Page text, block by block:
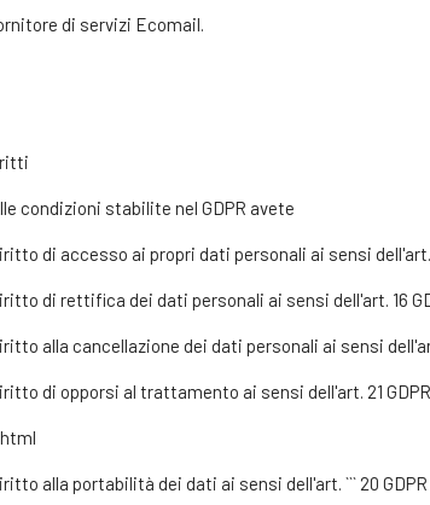
di servizi Ecomail.
condizioni stabilite nel GDPR avete
di accesso ai propri dati personali ai sensi dell'art.
di rettifica dei dati personali ai sensi dell'art. 16
alla cancellazione dei dati personali ai sensi
di opporsi al trattamento ai sensi dell'art. 21
alla portabilità dei dati ai sensi dell'art. ``` 20 GDPR